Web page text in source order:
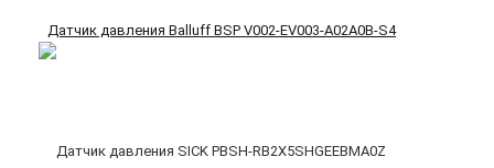
Датчик давления Balluff BSP V002-EV003-A02A0B-S4